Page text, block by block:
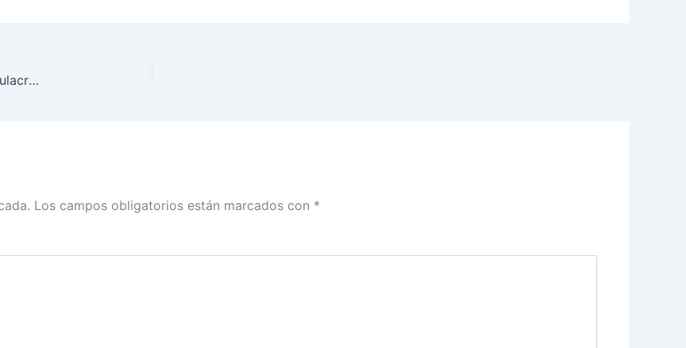
Participa el INE Estado de México en el Segundo Simulacro Nacional 2025
Los campos obligatorios están marcados con *